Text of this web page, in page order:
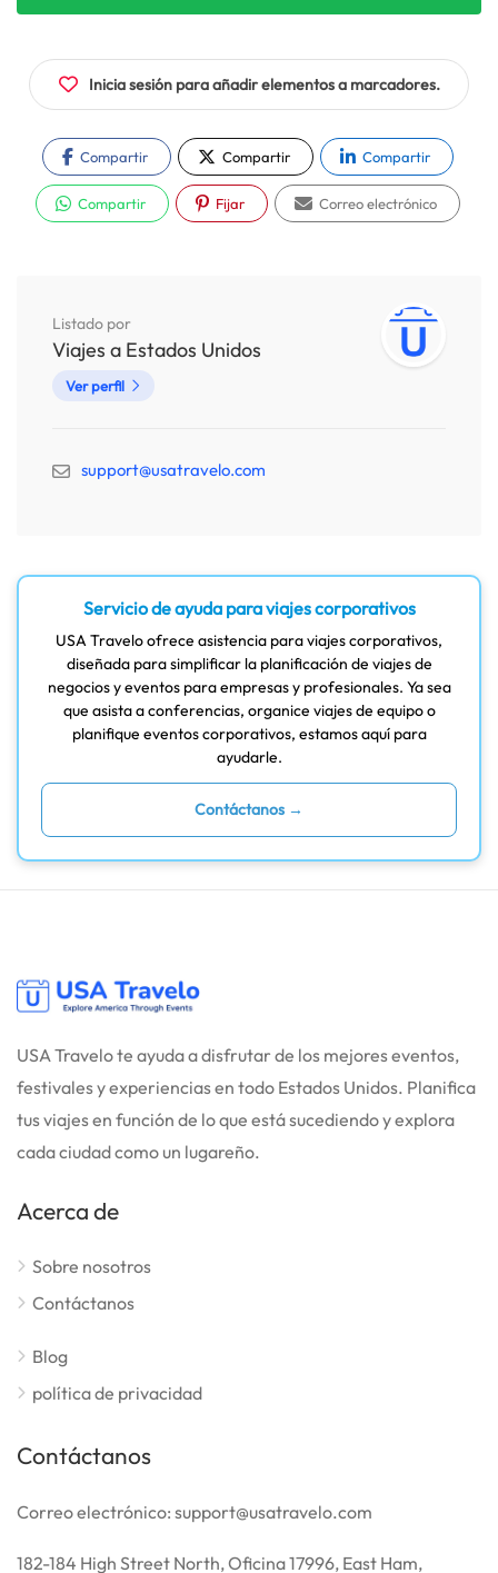
Inicia sesión para añadir elementos a marcadores.
Compartir Compartir Compartir
Compartir Fijar Correo electrónico
Listado por
Viajes a Estados Unidos
Ver perfil
support@usatravelo.com
Servicio de ayuda para viajes corporativos
USA Travelo ofrece asistencia para viajes corporativos,
diseñada para simplificar la planificación de viajes de
negocios y eventos para empresas y profesionales. Ya sea
que asista a conferencias, organice viajes de equipo o
planifique eventos corporativos, estamos aquí para
ayudarle.
Contáctanos →
USA Travelo te ayuda a disfrutar de los mejores eventos,
festivales y experiencias en todo Estados Unidos. Planifica
tus viajes en función de lo que está sucediendo y explora
cada ciudad como un lugareño.
Acerca de
Sobre nosotros
Contáctanos
Blog
política de privacidad
Contáctanos
Correo electrónico: support@usatravelo.com
182-184 High Street North, Oficina 17996, East Ham,